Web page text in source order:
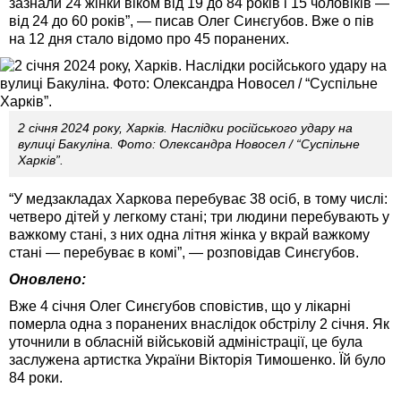
зазнали 24 жінки віком від 19 до 84 років і 15 чоловіків —
від 24 до 60 років”, — писав Олег Синєгубов. Вже о пів
на 12 дня стало відомо про 45 поранених.
2 січня 2024 року, Харків. Наслідки російського удару на
вулиці Бакуліна. Фото: Олександра Новосел / “Суспільне
Харків”.
“У медзакладах Харкова перебуває 38 осіб, в тому числі:
четверо дітей у легкому стані; три людини перебувають у
важкому стані, з них одна літня жінка у вкрай важкому
стані — перебуває в комі”, — розповідав Синєгубов.
Оновлено:
Вже 4 січня Олег Синєгубов сповістив, що у лікарні
померла одна з поранених внаслідок обстрілу 2 січня. Як
уточнили в обласній військовій адміністрації, це була
заслужена артистка України Вікторія Тимошенко. Їй було
84 роки.